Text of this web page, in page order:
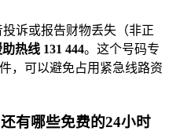
诉或报告财物丢失（非正
热线 131 444。这个号码专
，可以避免占用紧急线路资
有哪些免费的24小时